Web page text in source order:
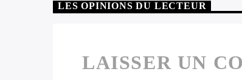
LES OPINIONS DU LECTEUR
LAISSER UN